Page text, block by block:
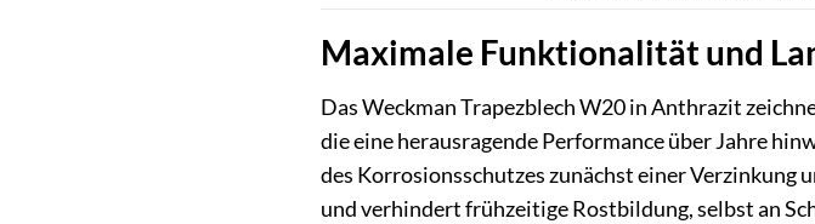
Maximale Funktionalität und
Das Weckman Trapezblech W20 in Anthrazit
die eine herausragende Performance über Jahre
des Korrosionsschutzes zunächst einer Verzinkung
und verhindert frühzeitige Rostbildung, selbst an